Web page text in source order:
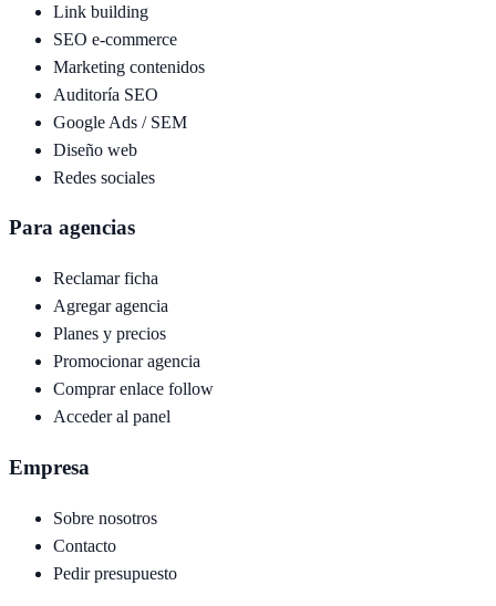
Link building
SEO e-commerce
Marketing contenidos
Auditoría SEO
Google Ads / SEM
Diseño web
Redes sociales
Para agencias
Reclamar ficha
Agregar agencia
Planes y precios
Promocionar agencia
Comprar enlace follow
Acceder al panel
Empresa
Sobre nosotros
Contacto
Pedir presupuesto